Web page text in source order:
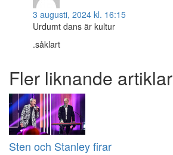
3 augusti, 2024 kl. 16:15
Urdumt dans är kultur
.såklart
Fler liknande artiklar
Sten och Stanley firar